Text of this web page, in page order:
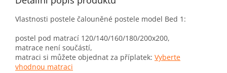
Vlastnosti postele čalouněné postele model Bed 1:
postel pod matrací 120/140/160/180/200x200,
matrace není součástí,
matraci si můžete objednat za příplatek: Vyberte
vhodnou matraci